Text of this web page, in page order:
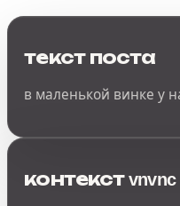
текст поста
в маленькой винке у
контекст vnvnc